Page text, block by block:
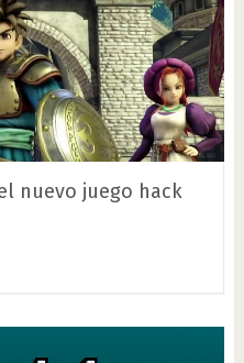
nuevo juego hack